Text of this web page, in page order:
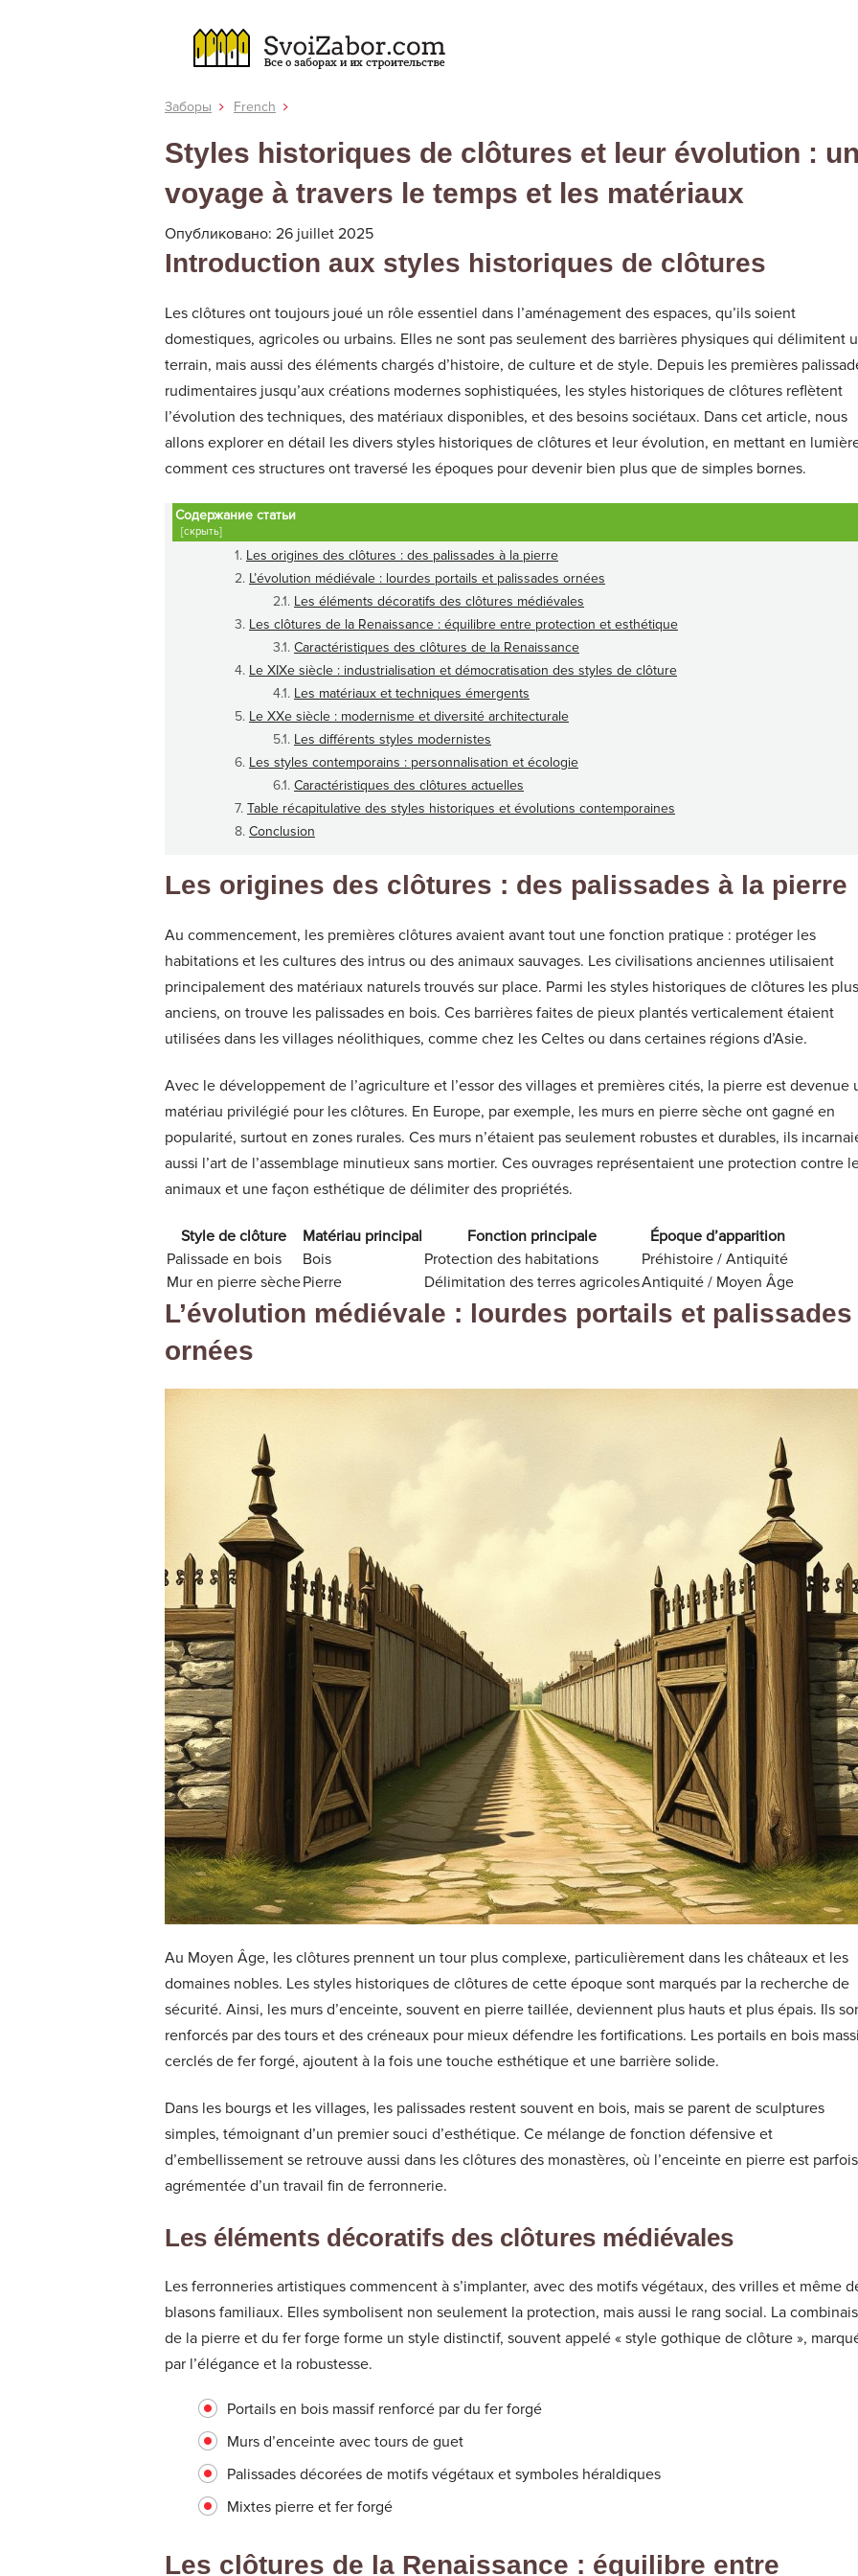
Заборы French
Styles historiques de clôtures et leur évolution : un
voyage à travers le temps et les matériaux
Опубликовано: 26 juillet 2025
Introduction aux styles historiques de clôtures
Les clôtures ont toujours joué un rôle essentiel dans l’aménagement des espaces, qu’ils soient
domestiques, agricoles ou urbains. Elles ne sont pas seulement des barrières physiques qui délimitent
terrain, mais aussi des éléments chargés d’histoire, de culture et de style. Depuis les premières
rudimentaires jusqu’aux créations modernes sophistiquées, les styles historiques de clôtures reflètent
l’évolution des techniques, des matériaux disponibles, et des besoins sociétaux. Dans cet article, nous
allons explorer en détail les divers styles historiques de clôtures et leur évolution, en mettant en
comment ces structures ont traversé les époques pour devenir bien plus que de simples bornes.
Содержание статьи
[скрыть]
Les origines des clôtures : des palissades à la pierre
L’évolution médiévale : lourdes portails et palissades ornées
Les éléments décoratifs des clôtures médiévales
Les clôtures de la Renaissance : équilibre entre protection et esthétique
Caractéristiques des clôtures de la Renaissance
Le XIXe siècle : industrialisation et démocratisation des styles de clôture
Les matériaux et techniques émergents
Le XXe siècle : modernisme et diversité architecturale
Les différents styles modernistes
Les styles contemporains : personnalisation et écologie
Caractéristiques des clôtures actuelles
Table récapitulative des styles historiques et évolutions contemporaines
Conclusion
Les origines des clôtures : des palissades à la pierre
Au commencement, les premières clôtures avaient avant tout une fonction pratique : protéger les
habitations et les cultures des intrus ou des animaux sauvages. Les civilisations anciennes utilisaient
principalement des matériaux naturels trouvés sur place. Parmi les styles historiques de clôtures les plus
anciens, on trouve les palissades en bois. Ces barrières faites de pieux plantés verticalement étaient
utilisées dans les villages néolithiques, comme chez les Celtes ou dans certaines régions d’Asie.
Avec le développement de l’agriculture et l’essor des villages et premières cités, la pierre est devenue
matériau privilégié pour les clôtures. En Europe, par exemple, les murs en pierre sèche ont gagné en
popularité, surtout en zones rurales. Ces murs n’étaient pas seulement robustes et durables, ils
aussi l’art de l’assemblage minutieux sans mortier. Ces ouvrages représentaient une protection contre
animaux et une façon esthétique de délimiter des propriétés.
Style de clôture Matériau principal Fonction principale
Époque d’apparition
Palissade en bois
Bois Protection des habitations
Préhistoire / Antiquité
Mur en pierre sèchePierre Délimitation des terres agricolesAntiquité / Moyen Âge
L’évolution médiévale : lourdes portails et palissades
ornées
Au Moyen Âge, les clôtures prennent un tour plus complexe, particulièrement dans les châteaux et les
domaines nobles. Les styles historiques de clôtures de cette époque sont marqués par la recherche de
sécurité. Ainsi, les murs d’enceinte, souvent en pierre taillée, deviennent plus hauts et plus épais. Ils
renforcés par des tours et des créneaux pour mieux défendre les fortifications. Les portails en bois
cerclés de fer forgé, ajoutent à la fois une touche esthétique et une barrière solide.
Dans les bourgs et les villages, les palissades restent souvent en bois, mais se parent de sculptures
simples, témoignant d’un premier souci d’esthétique. Ce mélange de fonction défensive et
d’embellissement se retrouve aussi dans les clôtures des monastères, où l’enceinte en pierre est parfois
agrémentée d’un travail fin de ferronnerie.
Les éléments décoratifs des clôtures médiévales
Les ferronneries artistiques commencent à s’implanter, avec des motifs végétaux, des vrilles et même
blasons familiaux. Elles symbolisent non seulement la protection, mais aussi le rang social. La
de la pierre et du fer forge forme un style distinctif, souvent appelé « style gothique de clôture »,
par l’élégance et la robustesse.
Portails en bois massif renforcé par du fer forgé
Murs d’enceinte avec tours de guet
Palissades décorées de motifs végétaux et symboles héraldiques
Mixtes pierre et fer forgé
Les clôtures de la Renaissance : équilibre entre